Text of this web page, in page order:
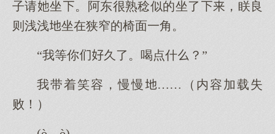
子请坐。阿东很熟稔似的坐了，眹良
则浅浅坐在狭窄的椅面一角。
“我等你久了。喝点什？”
我带着笑容，慢慢……（内容加载失
败！）